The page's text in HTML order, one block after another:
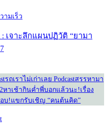
ามเร็ว
: เจาะลึกแผนปฏิวัติ “ยามา
รถเราไม่เก่าเลย Podcastสรรหามา
หาเช้ากินค่ำพี่บอกแล้วนะ! เรื่อง
บ! แขกรับเชิญ “คนต้นคิด”